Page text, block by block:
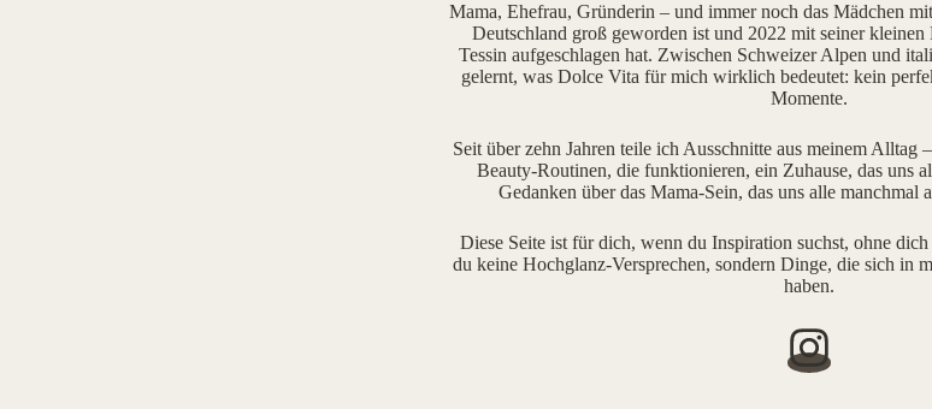
Mama, Ehefrau, Gründerin – und immer noch das Mädchen
Deutschland groß geworden ist und 2022 mit seiner
Tessin aufgeschlagen hat. Zwischen Schweizer Alpen und
gelernt, was Dolce Vita für mich wirklich bedeutet: kein
Momente.
Seit über zehn Jahren teile ich Ausschnitte aus meinem
Beauty-Routinen, die funktionieren, ein Zuhause, das uns
Gedanken über das Mama-Sein, das uns alle manchmal
Diese Seite ist für dich, wenn du Inspiration suchst, ohne
du keine Hochglanz-Versprechen, sondern Dinge, die sich in
haben.